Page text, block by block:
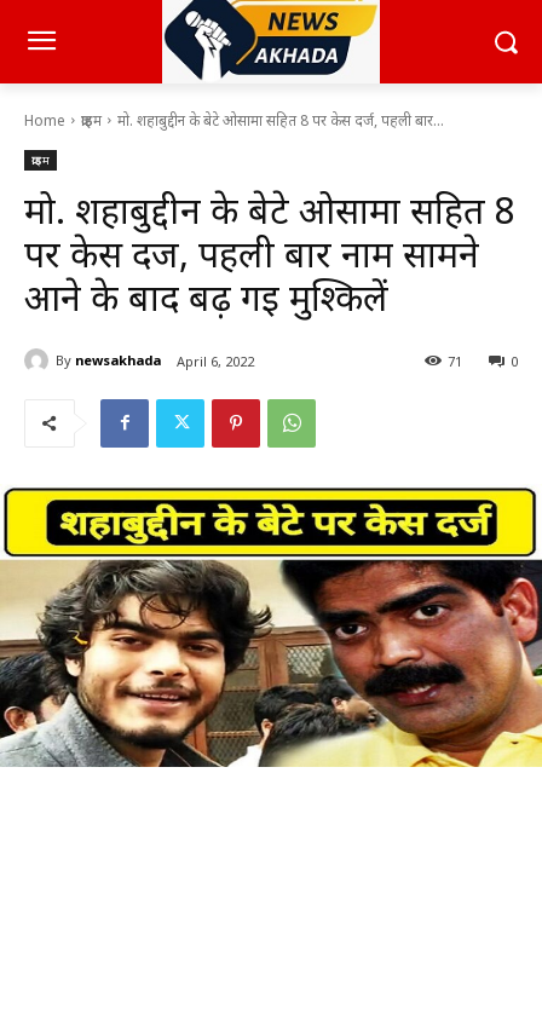
Home क्राइम मो. शहाबुद्दीन के बेटे ओसामा सहित 8 पर केस दर्ज, पहली बार...
क्राइम
मो. शहाबुद्दीन के बेटे ओसामा सहित 8
पर केस दर्ज, पहली बार नाम सामने
आने के बाद बढ़ गई मुश्किलें
By newsakhada April 6, 2022 0
71